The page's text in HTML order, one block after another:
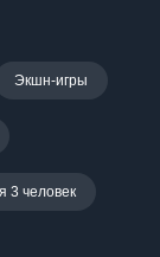
Экшн-игры
3 человек